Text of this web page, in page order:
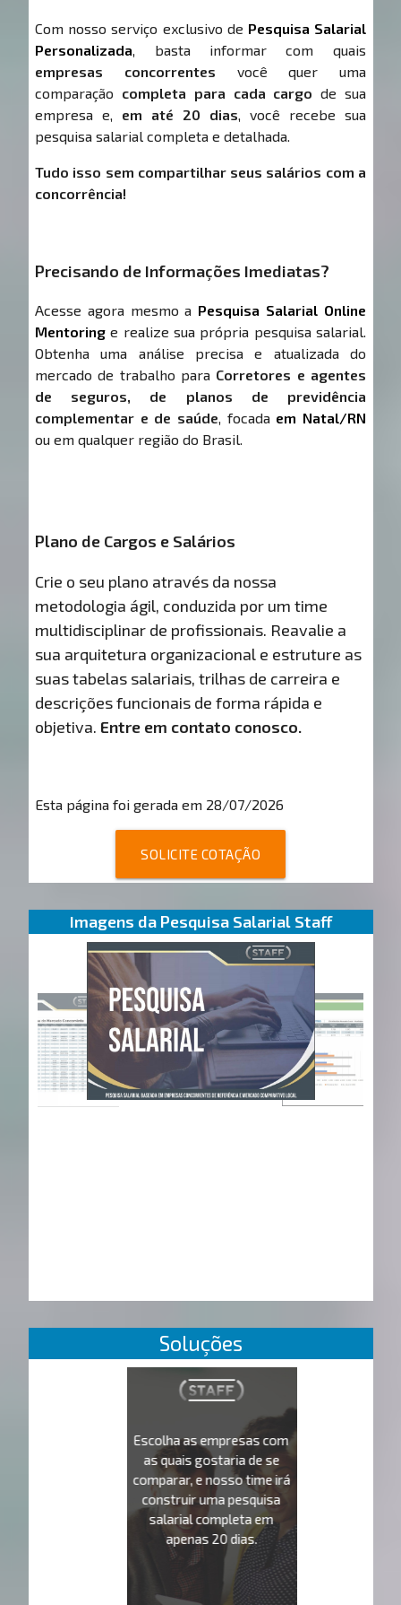
Com nosso serviço exclusivo de Pesquisa Salarial
Personalizada, basta informar com quais
empresas concorrentes você quer uma
comparação completa para cada cargo de sua
empresa e, em até 20 dias, você recebe sua
pesquisa salarial completa e detalhada.
Tudo isso sem compartilhar seus salários com a
concorrência!
Precisando de Informações Imediatas?
Acesse agora mesmo a Pesquisa Salarial Online
Mentoring e realize sua própria pesquisa salarial.
Obtenha uma análise precisa e atualizada do
mercado de trabalho para Corretores e agentes
de seguros, de planos de previdência
complementar e de saúde, focada em Natal/RN
ou em qualquer região do Brasil.
Plano de Cargos e Salários
Crie o seu plano através da nossa
metodologia ágil, conduzida por um time
multidisciplinar de profissionais. Reavalie a
sua arquitetura organizacional e estruture as
suas tabelas salariais, trilhas de carreira e
descrições funcionais de forma rápida e
objetiva. Entre em contato conosco.
Esta página foi gerada em 28/07/2026
SOLICITE COTAÇÃO
Imagens da Pesquisa Salarial Staff
Soluções
Escolha as empresas com
as quais gostaria de se
comparar, e nosso time irá
construir uma pesquisa
salarial completa em
apenas 20 dias.